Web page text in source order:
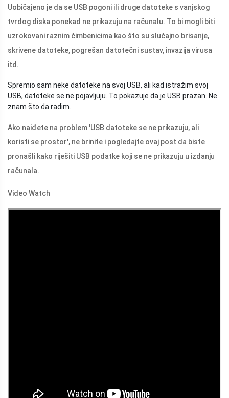
Uobičajeno je da se USB pogoni ili druge datoteke s vanjskog
tvrdog diska ponekad ne prikazuju na računalu. To bi mogli biti
uzrokovani raznim čimbenicima kao što su slučajno brisanje,
skrivene datoteke, pogrešan datotečni sustav, invazija virusa
itd.
Spremio sam neke datoteke na svoj USB, ali kad istražim svoj
USB, datoteke se ne pojavljuju. To pokazuje da je USB prazan. Ne
znam što da radim.
Ako naiđete na problem 'USB datoteke se ne prikazuju, ali
koristi se prostor', ne brinite i pogledajte ovaj post da biste
pronašli kako riješiti USB podatke koji se ne prikazuju u izdanju
računala.
Video Watch